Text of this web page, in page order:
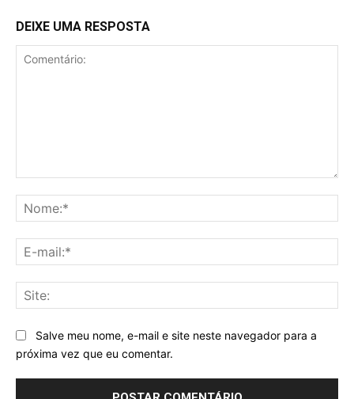
DEIXE UMA RESPOSTA
Salve meu nome, e-mail e site neste navegador para a
próxima vez que eu comentar.